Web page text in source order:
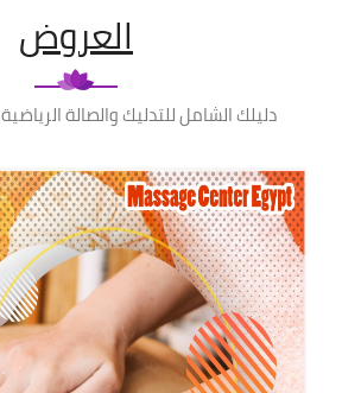
العروض
دليلك الشامل للتدليك والصالة